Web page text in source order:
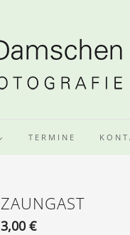
TERMINE
ZAUNGAST
3,00€